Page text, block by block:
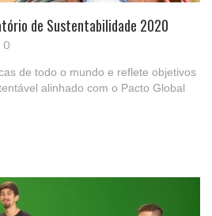
de Sustentabilidade 2020
0
de todo o mundo e reflete objetivos
alinhado com o Pacto Global